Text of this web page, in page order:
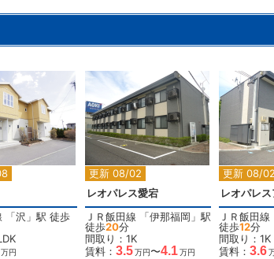
2
「沢 」駅 徒歩
万円
更新 08/02
2
レオパレス愛宕
ＪＲ飯田線 「伊那福岡 」駅
徒歩20分
間取り：1K
賃料： 3.5万円〜4.1万円
更新 08/02
レオパレ
ＪＲ飯田線
徒歩12分
間取り：1K
賃料： 3.6